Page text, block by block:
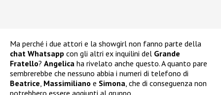
Ma perché i due attori e la showgirl non fanno parte della
chat Whatsapp con gli altri ex inquilini del Grande
Fratello? Angelica ha rivelato anche questo. A quanto pare
sembrerebbe che nessuno abbia i numeri di telefono di
Beatrice, Massimiliano e Simona, che di conseguenza non